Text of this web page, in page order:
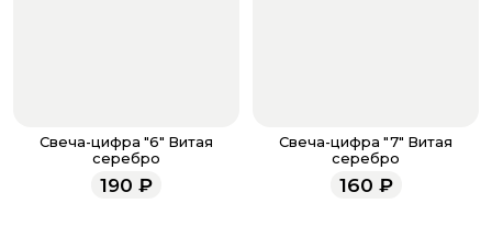
Свеча-цифра "6" Витая
серебро
190 ₽
Свеча-цифра "7" Витая
серебро
160 ₽